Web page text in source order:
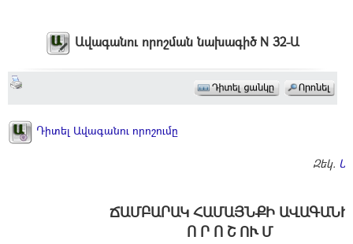
Ավագանու որոշման նախագիծ N 32-Ա
Դիտել Ավագանու որոշումը
Զեկ.
ՃԱՄԲԱՐԱԿ ՀԱՄԱՅՆՔԻ ԱՎԱԳԱՆԻ
Ո Ր Ո Շ ՈՒ Մ